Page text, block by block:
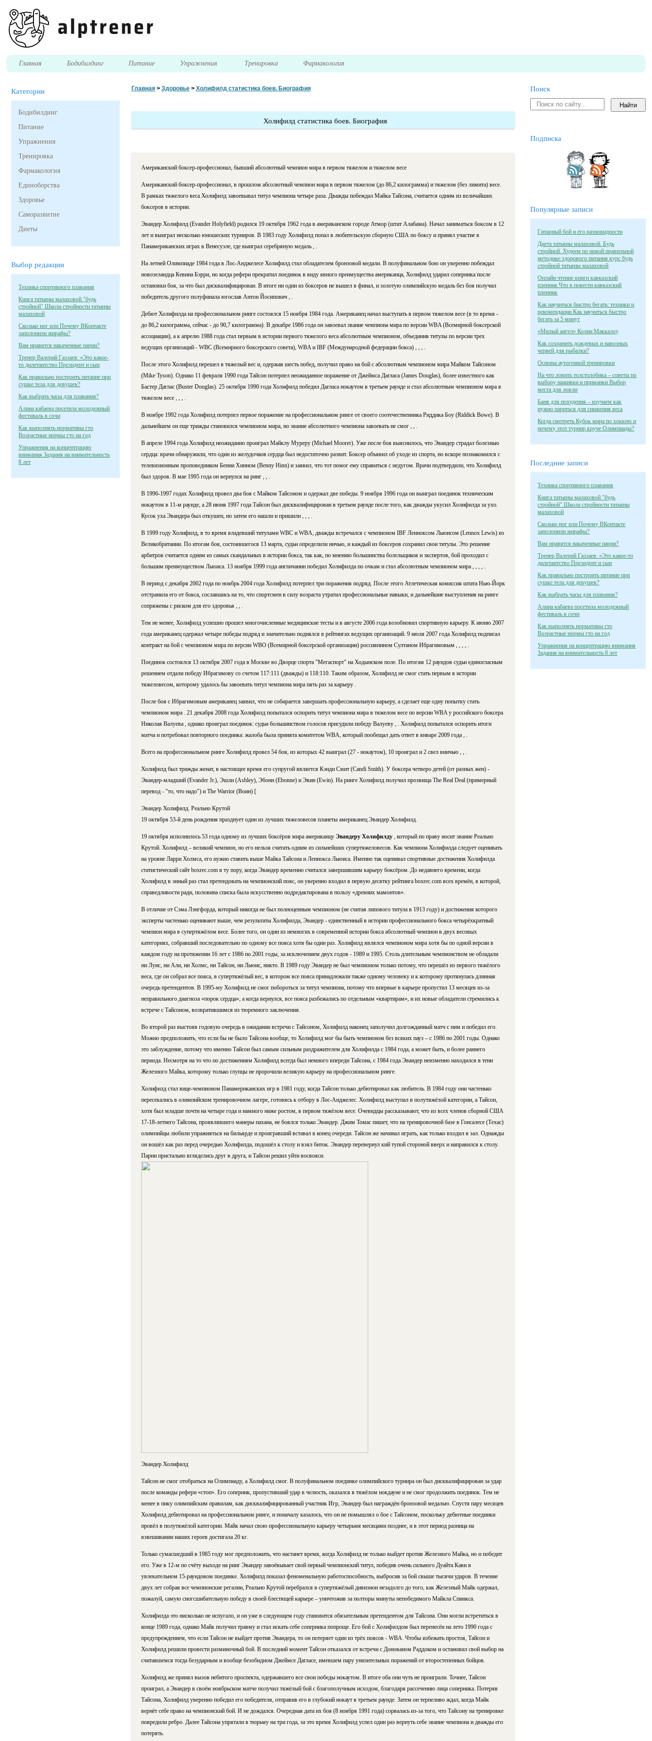
Главная Бодибилдинг Питание Упражнения Тренировка Фармакология
Категории
Бодибилдинг
Питание
Упражнения
Тренировка
Фармакология
Единоборства
Здоровье
Саморазвитие
Диеты
Выбор редакции
Техника спортивного плавания
Книга татьяны малаховой "будь
стройной" Школа стройности татьяны
малаховой
Сколько ног или Почему ВКонтакте
заполонили жирафы?
Вам нравятся накаченные парни?
Тренер Валерий Газзаев: «Это какое-
то дилетантство Президент и сын
Как правильно построить питание при
сушке тела для девушек?
Как выбрать часы для плавания?
Алина кабаева посетила молодежный
фестиваль в сочи
Как выполнять нормативы гто
Возрастные нормы гто на год
Упражнения на концентрацию
внимания Задания на внимательность
8 лет
Главная> Здоровье> Холифилд статистика боев. Биография
Холифилд статистика боев. Биография
Американский боксер-профессионал, бывший абсолютный чемпион мира в первом тяжелом и тяжелом весе
Американский боксер-профессионал, в прошлом абсолютный чемпион мира в первом тяжелом (до 86,2 килограмма) и тяжелом (без лимита) весе.
В рамках тяжелого веса Холифилд завоевывал титул чемпиона четыре раза. Дважды побеждал Майка Тайсона, считается одним из величайших
боксеров в истории.
Эвандер Холифилд (Evander Holyfield) родился 19 октября 1962 года в американском городе Атмор (штат Алабама). Начал заниматься боксом в 12
лет и выиграл несколько юношеских турниров. В 1983 году Холифилд попал в любительскую сборную США по боксу и принял участие в
Панамериканских играх в Венесуэле, где выиграл серебряную медаль , .
На летней Олимпиаде 1984 года в Лос-Анджелесе Холифилд стал обладателем бронзовой медали. В полуфинальном бою он уверенно побеждал
новозеландца Кевина Бэрри, но когда рефери прекратил поединок в виду явного преимущества американца, Холифилд ударил соперника после
остановки боя, за что был дисквалифицирован. В итоге ни один из боксеров не вышел в финал, и золотую олимпийскую медаль без боя получил
победитель другого полуфинала югослав Антон Йосипович , .
Дебют Холифилда на профессиональном ринге состоялся 15 ноября 1984 года. Американец начал выступать в первом тяжелом весе (в то время -
до 86,2 килограмма, сейчас - до 90,7 килограмма). В декабре 1986 года он завоевал звание чемпиона мира по версии WBA (Всемирной боксерской
ассоциации), а к апрелю 1988 года стал первым в истории первого тяжелого веса абсолютным чемпионом, объединив титулы по версии трех
ведущих организаций - WBC (Всемирного боксерского совета), WBA и IBF (Международной федерации бокса) , , , .
После этого Холифилд перешел в тяжелый вес и, одержав шесть побед, получил право на бой с абсолютным чемпионом мира Майком Тайсоном
(Mike Tyson). Однако 11 февраля 1990 года Тайсон потерпел неожиданное поражение от Джеймса Дагласа (James Douglas), более известного как
Бастер Даглас (Buster Douglas). 25 октября 1990 года Холифилд победил Дагласа нокаутом в третьем раунде и стал абсолютным чемпионом мира в
тяжелом весе , , , .
В ноябре 1992 года Холифилд потерпел первое поражение на профессиональном ринге от своего соотечественника Риддика Боу (Riddick Bowe). В
дальнейшем он еще трижды становился чемпионом мира, но звание абсолютного чемпиона завоевать не смог , , .
В апреле 1994 года Холифилд неожиданно проиграл Майклу Муреру (Michael Moorer). Уже после боя выяснилось, что Эвандер страдал болезнью
сердца: врачи обнаружили, что один из желудочков сердца был недостаточно развит. Боксер объявил об уходе из спорта, но вскоре познакомился с
телевизионным проповедником Бенни Хинном (Benny Hinn) и заявил, что тот помог ему справиться с недугом. Врачи подтвердили, что Холифилд
был здоров. В мае 1995 года он вернулся на ринг , , .
В 1996-1997 годах Холифилд провел два боя с Майком Тайсоном и одержал две победы. 9 ноября 1996 года он выиграл поединок техническим
нокаутом в 11-м раунде, а 28 июня 1997 года Тайсон был дисквалифицирован в третьем раунде после того, как дважды укусил Холифилда за ухо.
Кусок уха Эвандера был откушен, но затем его нашли и пришили , , , .
В 1999 году Холифилд, в то время владевший титулами WBC и WBA, дважды встречался с чемпионом IBF Ленноксом Льюисом (Lennox Lewis) из
Великобритании. По итогам боя, состоявшегося 13 марта, судьи определили ничью, и каждый из боксеров сохранил свои титулы. Это решение
арбитров считается одним из самых скандальных в истории бокса, так как, по мнению большинства болельщиков и экспертов, бой проходил с
большим преимуществом Льюиса. 13 ноября 1999 года англичанин победил Холифилда по очкам и стал абсолютным чемпионом мира , , , , .
В период с декабря 2002 года по ноябрь 2004 года Холифилд потерпел три поражения подряд. После этого Атлетическая комиссия штата Нью-Йорк
отстранила его от бокса, сославшись на то, что спортсмен в силу возраста утратил профессиональные навыки, и дальнейшие выступления на ринге
сопряжены с риском для его здоровья , , .
Тем не менее, Холифилд успешно прошел многочисленные медицинские тесты и в августе 2006 года возобновил спортивную карьеру. К июню 2007
года американец одержал четыре победы подряд и значительно поднялся в рейтингах ведущих организаций. 9 июля 2007 года Холифилд подписал
контракт на бой с чемпионом мира по версии WBO (Всемирной боксерской организации) россиянином Султаном Ибрагимовым , , , , .
Поединок состоялся 13 октября 2007 года в Москве во Дворце спорта "Мегаспорт" на Ходынском поле. По итогам 12 раундов судьи единогласным
решением отдали победу Ибрагимову со счетом 117:111 (дважды) и 118:110. Таким образом, Холифилд не смог стать первым в истории
тяжеловесом, которому удалось бы завоевать титул чемпиона мира пять раз за карьеру .
После боя с Ибрагимовым американец заявил, что не собирается завершать профессиональную карьеру, а сделает еще одну попытку стать
чемпионом мира . 21 декабря 2008 года Холифилд попытался оспорить титул чемпиона мира в тяжелом весе по версии WBA у российского боксера
Николая Валуева , однако проиграл поединок: судьи большинством голосов присудили победу Валуеву , . Холифилд попытался оспорить итоги
матча и потребовал повторного поединка: жалоба была принята комитетом WBA, который пообещал дать ответ в январе 2009 года , .
Всего на профессиональном ринге Холифилд провел 54 боя, из которых 42 выиграл (27 - нокаутом), 10 проиграл и 2 свел вничью , , .
Холифилд был трижды женат, в настоящее время его супругой является Кэнди Смит (Candi Smith). У боксера четверо детей (от разных жен) -
Эвандер-младший (Evander Jr.), Эшли (Ashley), Эбонн (Ebonne) и Эвин (Ewin). На ринге Холифилд получил прозвища The Real Deal (примерный
перевод - "то, что надо") и The Warrior (Воин) [
Эвандер Холифилд. Реально Крутой
19 октября 53-й день рождения празднует один из лучших тяжеловесов планеты американец Эвандер Холифилд.
19 октября исполнилось 53 года одному из лучших боксёров мира американцу Эвандеру Холифилду , который по праву носит звание Реально
Крутой. Холифилд – великий чемпион, но его нельзя считать одним из сильнейших супертяжеловесов. Как чемпиона Холифилда следует оценивать
на уровне Ларри Холмса, его нужно ставить выше Майка Тайсона и Леннокса Льюиса. Именно так оценивал спортивные достижения Холифилда
статистический сайт boxrec.com в ту пору, когда Эвандер временно считался завершившим карьеру боксёром. До недавнего времени, когда
Холифилд в энный раз стал претендовать на чемпионский пояс, он уверенно входил в первую десятку рейтинга boxrec.com всех времён, в которой,
справедливости ради, половина списка была искусственно подредактирована в пользу «древних мамонтов».
В отличие от Сэма Лэнгфорда, который никогда не был полноценным чемпионом (не считая липового титула в 1913 году) и достижения которого
эксперты частенько оценивают выше, чем результаты Холифилда, Эвандер - единственный в истории профессионального бокса четырёхкратный
чемпион мира в супертяжёлом весе. Более того, он один из немногих в современной истории бокса абсолютный чемпион в двух весовых
категориях, собравший последовательно по одному все пояса хотя бы один раз. Холифилд являлся чемпионом мира хотя бы по одной версии в
каждом году на протяжении 16 лет с 1986 по 2001 годы, за исключением двух годов - 1989 и 1995. Столь длительным чемпионством не обладали
ни Луис, ни Али, ни Холмс, ни Тайсон, ни Льюис, никто. В 1989 году Эвандер не был чемпионом только потому, что перешёл из первого тяжёлого
веса, где он собрал все пояса, в супертяжёлый вес, в котором все пояса принадлежали также одному человеку и к которому протянулась длинная
очередь претендентов. В 1995-му Холифилд не смог побороться за титул чемпиона, потому что впервые в карьере пропустил 13 месяцев из-за
неправильного диагноза «порок сердца», а когда вернулся, все пояса разбежались по отдельным «квартирам», и их новые обладатели стремились к
встрече с Тайсоном, возвратившимся из тюремного заключения.
Во второй раз выстояв годовую очередь в ожидании встречи с Тайсоном, Холифилд наконец заполучил долгожданный матч с ним и победил его.
Можно предположить, что если бы не было Тайсона вообще, то Холифилд мог бы быть чемпионом без всяких пауз – с 1986 по 2001 годы. Однако
это заблуждение, потому что именно Тайсон был самым сильным раздражителем для Холифилда с 1984 года, а может быть, и более раннего
периода. Несмотря на то что по достижениям Холифилд всегда был немного впереди Тайсона, с 1984 года Эвандер неизменно находился в тени
Железного Майка, которому только глупцы не пророчили великую карьеру на профессиональном ринге.
Холифилд стал вице-чемпионом Панамериканских игр в 1981 году, когда Тайсон только дебютировал как любитель. В 1984 году они частенько
пересекались в олимпийском тренировочном лагере, готовясь к отбору в Лос-Анджелес. Холифилд выступал в полутяжёлой категории, а Тайсон,
хотя был младше почти на четыре года и намного ниже ростом, в первом тяжёлом весе. Очевидцы рассказывают, что из всех членов сборной США
17-18-летнего Тайсона, проявлявшего манеры пахана, не боялся только Эвандер. Джим Томас пишет, что на тренировочной базе в Гонсалесе (Техас)
олимпийцы любили упражняться на бильярде и проигравший вставал в конец очереди. Тайсон же начинал играть, как только входил в зал. Однажды
он вошёл как раз перед очередью Холифилда, подошёл к столу и взял биток. Эвандер перевернул кий тупой стороной вверх и направился к столу.
Парни пристально вгляделись друг в друга, и Тайсон решил уйти восвояси.
Эвандер Холифилд
Тайсон не смог отобраться на Олимпиаду, а Холифилд смог. В полуфинальном поединке олимпийского турнира он был дисквалифицирован за удар
после команды рефери «стоп». Его соперник, пропустивший удар в челюсть, оказался в тяжёлом нокдауне и не смог продолжить поединок. Тем не
менее в пику олимпийским правилам, как дисквалифицированный участник Игр, Эвандер был награждён бронзовой медалью. Спустя пару месяцев
Холифилд дебютировал на профессиональном ринге, и поначалу казалось, что он не помышлял о бое с Тайсоном, поскольку дебютные поединки
провёл в полутяжёлой категории. Майк начал свою профессиональную карьеру четырьмя месяцами позднее, и в этот период разница на
взвешивании наших героев достигала 20 кг.
Только сумасшедший в 1985 году мог предположить, что настанет время, когда Холифилд не только выйдет против Железного Майка, но и победит
его. Уже в 12-м по счёту выходе на ринг Эвандер завоёвывает свой первый чемпионский титул, победив очень сильного Дуайта Кави в
увлекательном 15-раундовом поединке. Холифилд показал феноменальную работоспособность, выбросив за бой свыше тысячи ударов. В течение
двух лет собрав все чемпионские регалии, Реально Крутой перебрался в супертяжёлый дивизион незадолго до того, как Железный Майк одержал,
пожалуй, самую сногсшибательную победу в своей блестящей карьере – уничтожив за полторы минуты непобедимого Майкла Спинкса.
Холифилда это нисколько не испугало, и он уже в следующем году становится обязательным претендентом для Тайсона. Они могли встретиться в
конце 1989 года, однако Майк получил травму и стал искать себе соперника попроще. Его бой с Холифилдом был перенесён на лето 1990 года с
предупреждением, что если Тайсон не выйдет против Эвандера, то он потеряет один из трёх поясов - WBA. Чтобы избежать простоя, Тайсон и
Холифилд решили провести разминочный бой. В последний момент Тайсон отказался от встречи с Донованом Раддоком и остановил свой выбор на
считавшемся тогда безударным и вообще безобидном Джеймсе Дагласе, имевшем пару унизительных поражений от второстепенных бойцов.
Холифилд же принял вызов небитого проспекта, одержавшего все свои победы нокаутом. В итоге оба они чуть не проиграли. Точнее, Тайсон
проиграл, а Эвандер в своём ноябрьском матче получил тяжёлый бой с благополучным исходом, благодаря рассечению лица соперника. Потеряв
Тайсона, Холифилд уверенно победил его победителя, отправив его в глубокий нокаут в третьем раунде. Затем он терпеливо ждал, когда Майк
вернёт себе право на чемпионский бой. И не дождался. Очередная дата их боя (8 ноября 1991 года) сорвалась из-за того, что Тайсону на тренировке
повредили ребро. Далее Тайсона упрятали в тюрьму на три года, за это время Холифилд успел один раз вернуть себе звание чемпиона и дважды его
потерять.
Поиск
Подписка
Популярные записи
Гитарный бой и его разновидности
Диета татьяны малаховой. Будь
стройной. Худеем по новой правильной
методике здорового питания курс будь
стройной татьяны малаховой
Онлайн чтение книги кавказский
пленник Что в повести кавказский
пленник
Как научиться быстро бегать: техники и
рекомендации Как научиться быстро
бегать за 5 минут
«Милый ангел» Колин Маккалоу
Как сохранить дождевых и навозных
червей для рыбалки?
Основы аутогенной тренировки
На что ловить толстолобика – советы по
выбору наживки и приманки Выбор
места для ловли
Баня для похудения – изучаем как
нужно париться для снижения веса
Когда смотреть Кубок мира по хоккею и
почему этот турнир круче Олимпиады?
Последние записи
Техника спортивного плавания
Книга татьяны малаховой "будь
стройной" Школа стройности татьяны
малаховой
Сколько ног или Почему ВКонтакте
заполонили жирафы?
Вам нравятся накаченные парни?
Тренер Валерий Газзаев: «Это какое-то
дилетантство Президент и сын
Как правильно построить питание при
сушке тела для девушек?
Как выбрать часы для плавания?
Алина кабаева посетила молодежный
фестиваль в сочи
Как выполнять нормативы гто
Возрастные нормы гто на год
Упражнения на концентрацию внимания
Задания на внимательность 8 лет